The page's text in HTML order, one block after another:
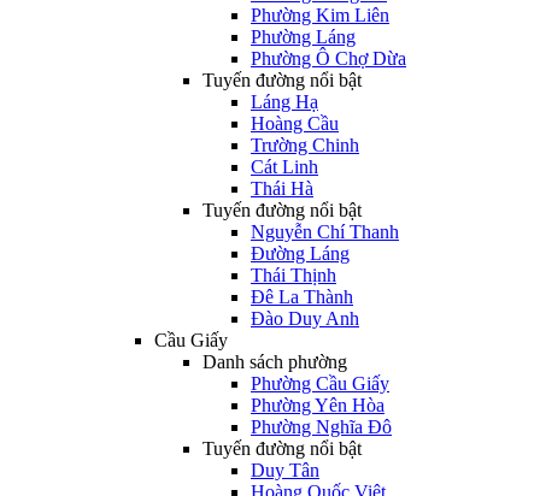
Phường Kim Liên
Phường Láng
Phường Ô Chợ Dừa
Tuyến đường nổi bật
Láng Hạ
Hoàng Cầu
Trường Chinh
Cát Linh
Thái Hà
Tuyến đường nổi bật
Nguyễn Chí Thanh
Đường Láng
Thái Thịnh
Đê La Thành
Đào Duy Anh
Cầu Giấy
Danh sách phường
Phường Cầu Giấy
Phường Yên Hòa
Phường Nghĩa Đô
Tuyến đường nổi bật
Duy Tân
Hoàng Quốc Việt